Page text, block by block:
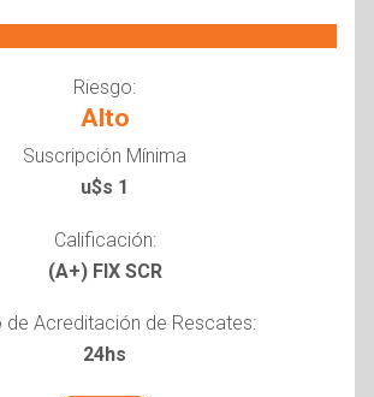
Riesgo:
Alto
Suscripción Mínima
u$s 1
Calificación:
(A+) FIX SCR
de Acreditación de Rescates:
24hs